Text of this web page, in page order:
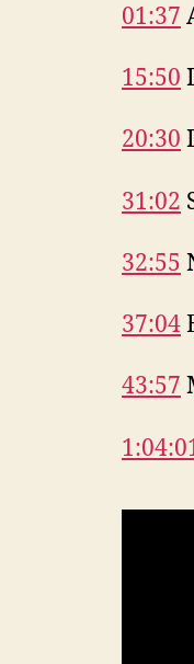
01:37
15:50
20:30
31:02
32:55
37:04
43:57